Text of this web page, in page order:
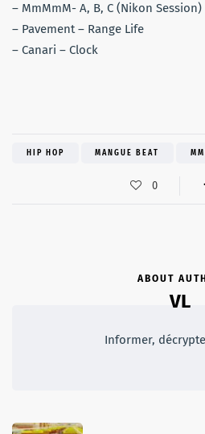
– MmMmM- A, B, C (Nikon Session)
– Pavement – Range Life
– Canari – Clock
HIP HOP MANGUE BEAT
0
ABOUT
VL
Informer,